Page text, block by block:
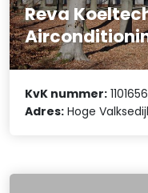
Reva
KvK nummer:
Adres: Hoge